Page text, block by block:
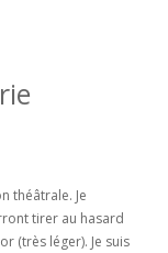
théâtrale. Je
tirer au hasard
(très léger). Je suis